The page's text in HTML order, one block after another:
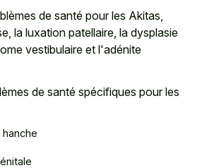
de santé pour les Akitas,
la luxation patellaire, la dysplasie
vestibulaire et l'adénite
de santé spécifiques pour les